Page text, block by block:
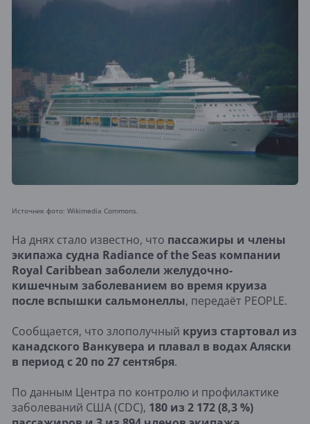
Источник фото: Wikimedia Commons.
На днях стало известно, что пассажиры и члены
экипажа судна Radiance of the Seas компании
Royal Caribbean заболели желудочно-
кишечным заболеванием во время круиза
после вспышки сальмонеллы, передаёт PEOPLE.
Сообщается, что злополучный круиз стартовал из
канадского Ванкувера и плавал в водах Аляски
в период с 20 по 27 сентября.
По данным Центра по контролю и профилактике
заболеваний США (CDC), 180 из 2 172 (8,3 %)